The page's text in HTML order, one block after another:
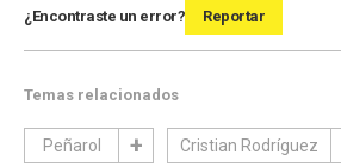
¿Encontraste un error? Reportar
Temas relacionados
Peñarol Cristian Rodríguez